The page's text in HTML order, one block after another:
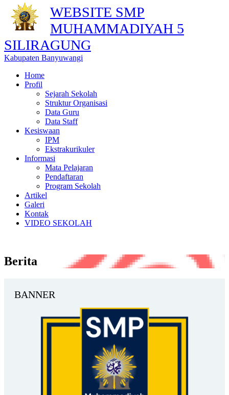
WEBSITE SMP
MUHAMMADIYAH 5
SILIRAGUNG
Kabupaten Banyuwangi
Home
Profil
Sejarah Sekolah
Struktur Organisasi
Data Guru
Data Staff
Kesiswaan
IPM
Ekstrakurikuler
Informasi
Mata Pelajaran
Pendaftaran
Program Sekolah
Artikel
Galeri
Kontak
VIDEO SEKOLAH
Berita
BANNER